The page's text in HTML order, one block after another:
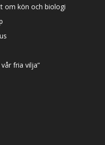
om kön och biologi
fria vilja”